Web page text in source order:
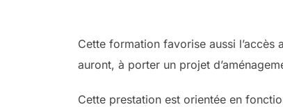
Cette formation favorise aussi
auront, à porter un projet
Cette prestation est orientée en